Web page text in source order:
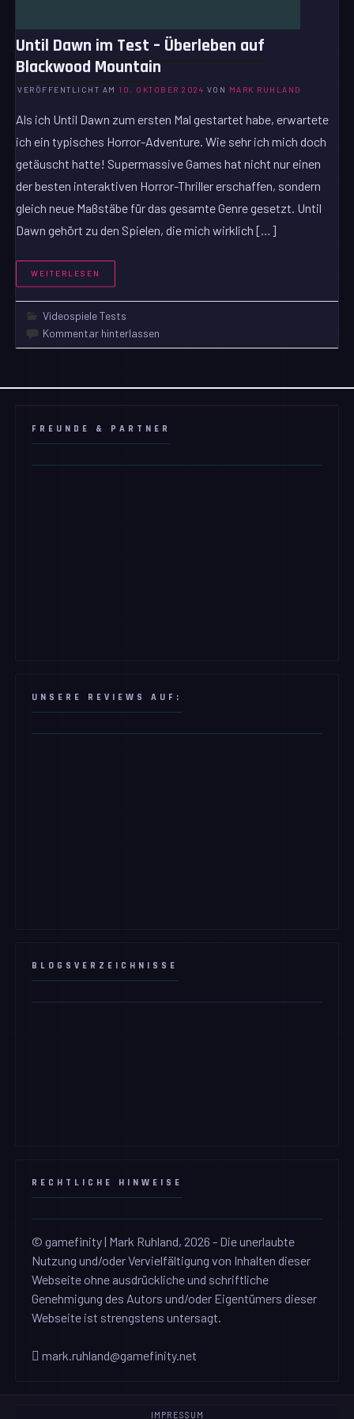
Until Dawn im Test – Überleben auf
Blackwood Mountain
VERÖFFENTLICHT AM 10. OKTOBER 2024 VON MARK RUHLAND
Als ich Until Dawn zum ersten Mal gestartet habe, erwartete
ich ein typisches Horror-Adventure. Wie sehr ich mich doch
getäuscht hatte! Supermassive Games hat nicht nur einen
der besten interaktiven Horror-Thriller erschaffen, sondern
gleich neue Maßstäbe für das gesamte Genre gesetzt. Until
Dawn gehört zu den Spielen, die mich wirklich […]
WEITERLESEN
Videospiele Tests
Kommentar hinterlassen
FREUNDE & PARTNER
UNSERE REVIEWS AUF:
BLOGSVERZEICHNISSE
RECHTLICHE HINWEISE
© gamefinity | Mark Ruhland, 2026 - Die unerlaubte
Nutzung und/oder Vervielfältigung von Inhalten dieser
Webseite ohne ausdrückliche und schriftliche
Genehmigung des Autors und/oder Eigentümers dieser
Webseite ist strengstens untersagt.
mark.ruhland@gamefinity.net
IMPRESSUM